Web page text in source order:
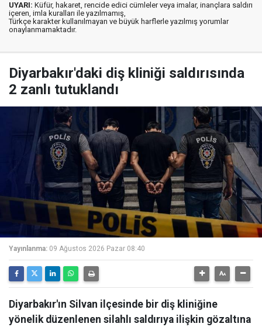
UYARI: Küfür, hakaret, rencide edici cümleler veya imalar, inançlara saldırı
içeren, imla kuralları ile yazılmamış,
Türkçe karakter kullanılmayan ve büyük harflerle yazılmış yorumlar
onaylanmamaktadır.
Diyarbakır'daki diş kliniği saldırısında
2 zanlı tutuklandı
Yayınlanma: 09 Ağustos 2026 Pazar 08:40
Diyarbakır'ın Silvan ilçesinde bir diş kliniğine
yönelik düzenlenen silahlı saldırıya ilişkin gözaltına